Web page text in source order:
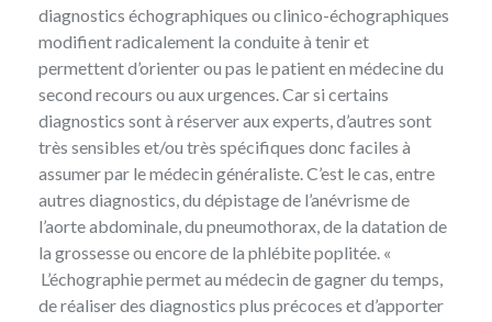
diagnostics échographiques ou clinico-échographiques
modifient radicalement la conduite à tenir et
permettent d’orienter ou pas le patient en médecine du
second recours ou aux urgences. Car si certains
diagnostics sont à réserver aux experts, d’autres sont
très sensibles et/ou très spécifiques donc faciles à
assumer par le médecin généraliste. C’est le cas, entre
autres diagnostics, du dépistage de l’anévrisme de
l’aorte abdominale, du pneumothorax, de la datation de
la grossesse ou encore de la phlébite poplitée. «
L’échographie permet au médecin de gagner du temps,
de réaliser des diagnostics plus précoces et d’apporter